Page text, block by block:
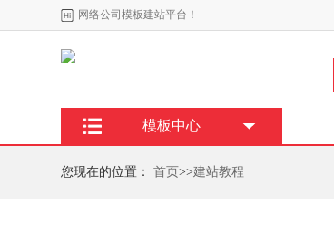
网络公司模板建站平台！
模板中心
您现在的位置： 首页 >>建站教程